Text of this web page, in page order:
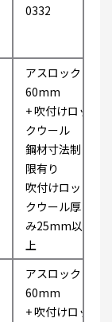
0332
アスロック
60mm
+ 吹付けロッ
クウール
鋼材寸法制
限有り
吹付けロッ
クウール厚
み25mm以
上
アスロック
60mm
+ 吹付けロッ